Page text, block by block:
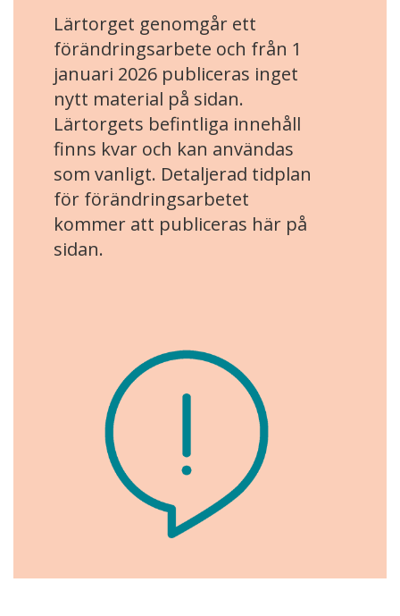
Lärtorget genomgår ett
förändringsarbete och från 1
januari 2026 publiceras inget
nytt material på sidan.
Lärtorgets befintliga innehåll
finns kvar och kan användas
som vanligt. Detaljerad tidplan
för förändringsarbetet
kommer att publiceras här på
sidan.